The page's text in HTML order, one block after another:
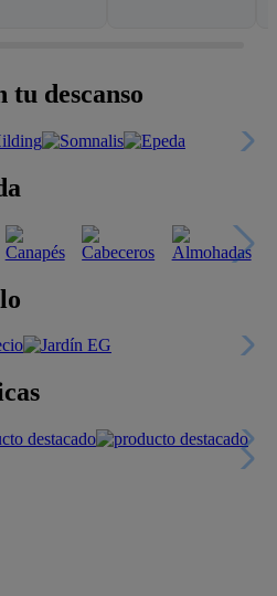
tu descanso